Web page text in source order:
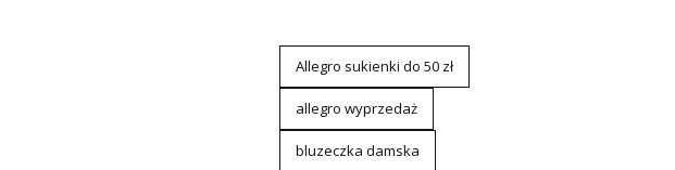
Allegro sukienki do 50 zł
allegro wyprzedaż
bluzeczka damska